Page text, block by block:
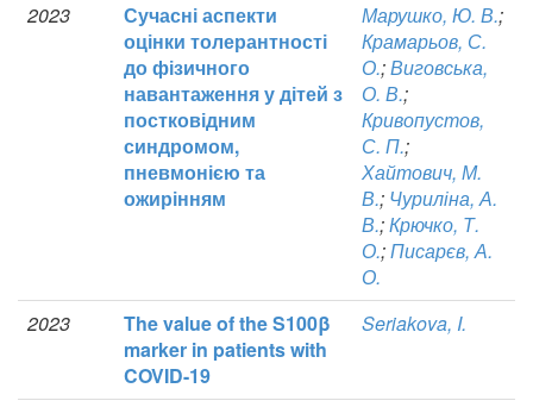
2023
Сучасні аспекти
оцінки толерантності
до фізичного
навантаження у дітей з
постковідним
синдромом,
пневмонією та
ожирінням
Марушко, Ю. В.;
Крамарьов, С.
О.;Виговська,
О. В.;
Кривопустов,
С. П.;
Хайтович, М.
В.; Чуриліна, А.
В.;Крючко, Т.
О.;Писарєв, А.
О.
2023
The value of the S100β
marker in patients with
COVID-19
Seriakova, I.